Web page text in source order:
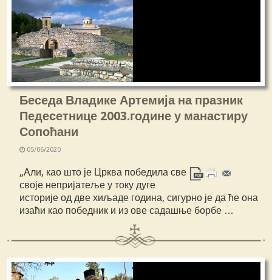
Беседа Владике Артемија на празник
Педесетнице 2003.године у манастиру
Сопоћани
05/06/2020
„Али, као што је Црква победила све
своје непријатеље у току дуге
историје од две хиљаде година, сигурно је да ће она
изаћи као победник и из ове садашње борбе …